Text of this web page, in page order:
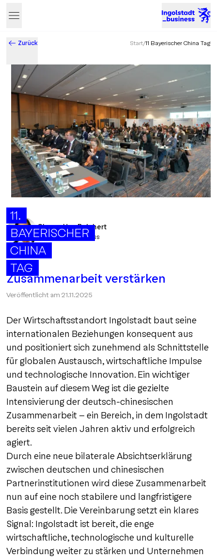
Zurück Start/11 Bayerischer China Tag
Business & Innovation in Ingolstadt – Der Standort mit
11.
BAYERISCHER
CHINA
TAG
Chang-Hua Reichert
ingolstadt_business
Zusammenarbeit verstärken
Veröffentlicht am 21.11.2025
Der Wirtschaftsstandort Ingolstadt baut seine
internationalen Beziehungen konsequent aus
und positioniert sich zunehmend als Schnittstelle
für globalen Austausch, wirtschaftliche Impulse
und technologische Innovation. Ein wichtiger
Baustein auf diesem Weg ist die gezielte
Intensivierung der deutsch-chinesischen
Zusammenarbeit – ein Bereich, in dem Ingolstadt
bereits seit vielen Jahren aktiv und erfolgreich
agiert.
Durch eine neue bilaterale Absichtserklärung
zwischen deutschen und chinesischen
Partnerinstitutionen wird diese Zusammenarbeit
nun auf eine noch stabilere und langfristigere
Basis gestellt. Die Vereinbarung setzt ein klares
Signal: Ingolstadt ist bereit, die enge
wirtschaftliche, technologische und kulturelle
Verbindung weiter zu stärken und Unternehmen